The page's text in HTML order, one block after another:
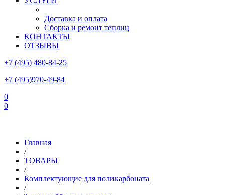
Доставка и оплата
Сборка и ремонт теплиц
КОНТАКТЫ
ОТЗЫВЫ
+7 (495) 480-84-25
+7 (495)970-49-84
0
0
Главная
/
ТОВАРЫ
/
Комплектующие для поликарбоната
/